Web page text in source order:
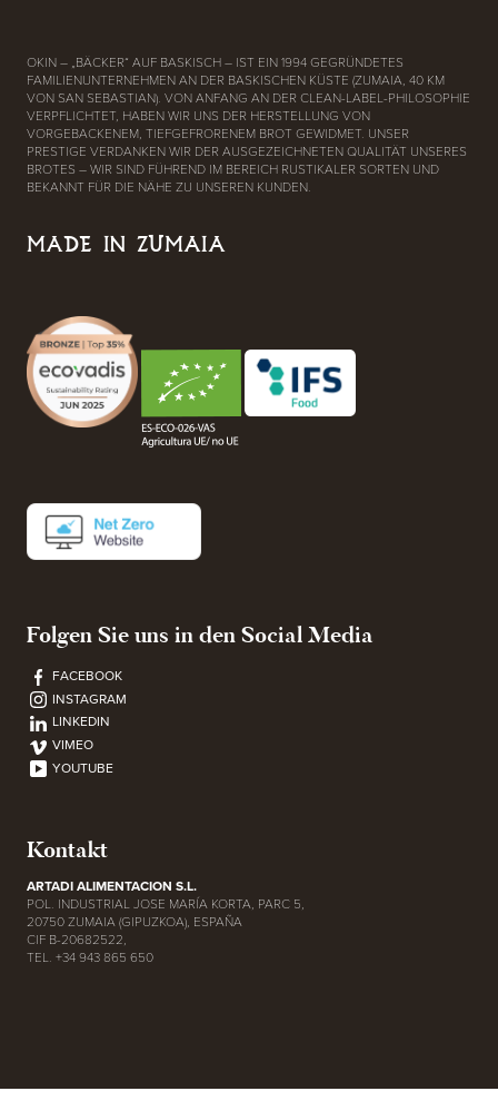
OKIN – „BÄCKER“ AUF BASKISCH – IST EIN 1994 GEGRÜNDETES
FAMILIENUNTERNEHMEN AN DER BASKISCHEN KÜSTE (ZUMAIA, 40 KM
VON SAN SEBASTIAN). VON ANFANG AN DER CLEAN-LABEL-PHILOSOPHIE
VERPFLICHTET, HABEN WIR UNS DER HERSTELLUNG VON
VORGEBACKENEM, TIEFGEFRORENEM BROT GEWIDMET. UNSER
PRESTIGE VERDANKEN WIR DER AUSGEZEICHNETEN QUALITÄT UNSERES
BROTES – WIR SIND FÜHREND IM BEREICH RUSTIKALER SORTEN UND
BEKANNT FÜR DIE NÄHE ZU UNSEREN KUNDEN.
MADE IN ZUMAIA
Folgen Sie uns in den Social Media
FACEBOOK
INSTAGRAM
LINKEDIN
VIMEO
YOUTUBE
Kontakt
ARTADI ALIMENTACION S.L.
POL. INDUSTRIAL JOSE MARÍA KORTA, PARC 5,
20750 ZUMAIA (GIPUZKOA), ESPAÑA
CIF B-20682522,
TEL. +34 943 865 650